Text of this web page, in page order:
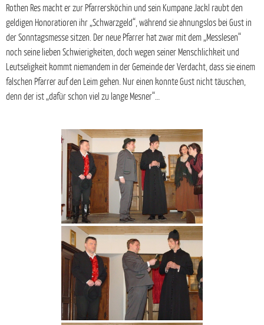
Rothen Res macht er zur Pfarrersköchin und sein Kumpane Jackl raubt den
geldigen Honoratioren ihr „Schwarzgeld“, während sie ahnungslos bei Gust in
der Sonntagsmesse sitzen. Der neue Pfarrer hat zwar mit dem „Messlesen“
noch seine lieben Schwierigkeiten, doch wegen seiner Menschlichkeit und
Leutseligkeit kommt niemandem in der Gemeinde der Verdacht, dass sie einem
falschen Pfarrer auf den Leim gehen. Nur einen konnte Gust nicht täuschen,
denn der ist „dafür schon viel zu lange Mesner“…